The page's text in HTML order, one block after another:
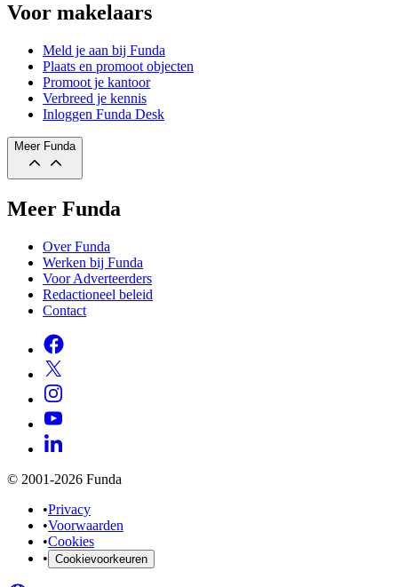
Voor makelaars
Meld je aan bij Funda
Plaats en promoot objecten
Promoot je kantoor
Verbreed je kennis
Inloggen Funda Desk
Meer Funda
Meer Funda
Over Funda
Werken bij Funda
Voor Adverteerders
Redactioneel beleid
Contact
© 2001-2026 Funda
•Privacy
•Voorwaarden
•Cookies
• Cookievoorkeuren